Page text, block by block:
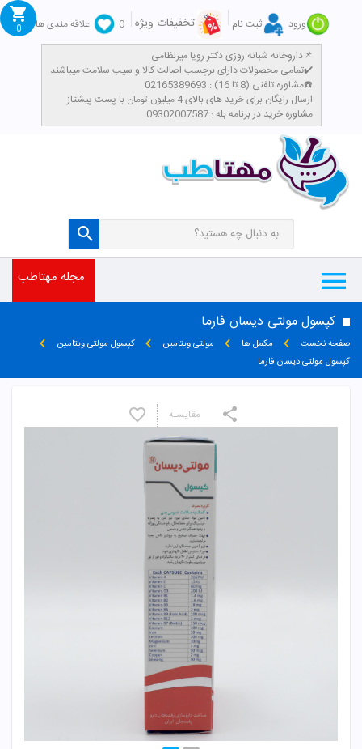
ورود ثبت نام تخفیفات ویژه 0
علاقه مندی ها
داروخانه شبانه روزی دکتر رویا میرنظامی📌
تمامی محصولات دارای برچسب اصالت کالا و سیب سلامت میباشند✔️
مشاوره تلفنی (8 تا 16) : 02165389693☎️
​ارسال رایگان برای خرید های بالای 4 میلیون تومان با پست پیشتاز
مشاوره خرید در برنامه بله : 09302007587
0
مجله مهتاطب
کپسول مولتی دیسان فارما
صفحه نخست مکمل ها مولتی ویتامین
کپسول مولتی ویتامین
کپسول مولتی دیسان فارما
مقایسـه